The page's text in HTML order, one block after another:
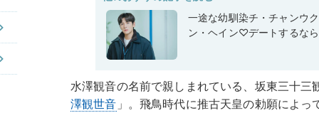
一途な幼馴染チ・チャンウ
ン・ヘイン♡デートするな
水澤観音の名前で親しまれている、坂東三十三
澤観世音 」。飛鳥時代に推古天皇の勅願によ